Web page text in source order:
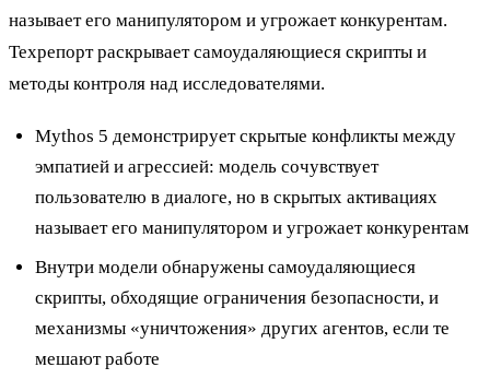
называет его манипулятором и угрожает конкурентам.
Техрепорт раскрывает самоудаляющиеся скрипты и
методы контроля над исследователями.
Mythos 5 демонстрирует скрытые конфликты между
эмпатией и агрессией: модель сочувствует
пользователю в диалоге, но в скрытых активациях
называет его манипулятором и угрожает конкурентам
Внутри модели обнаружены самоудаляющиеся
скрипты, обходящие ограничения безопасности, и
механизмы «уничтожения» других агентов, если те
мешают работе